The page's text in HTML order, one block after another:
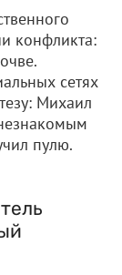
конфликта:
сетях
Михаил
пулю.